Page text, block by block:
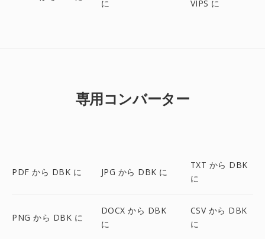
に
VIPS に
専用コンバーター
PDF から DBK に JPG から DBK に
TXT から DBK
に
PNG から DBK に
DOCX から DBK
に
CSV から DBK
に